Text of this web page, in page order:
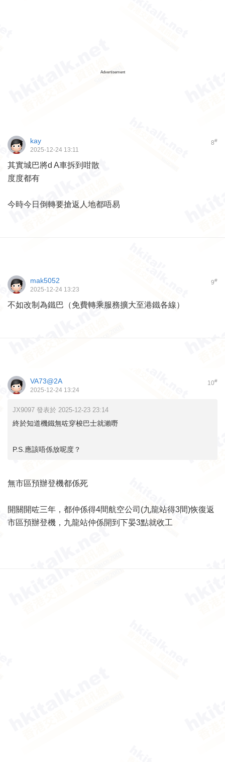
Advertisement
8#
kay
2025-12-24 13:11
其實城巴將d A車拆到咁散
度度都有
今時今日倒轉要搶返人地都唔易
9#
mak5052
2025-12-24 13:23
不如改制為鐵巴（免費轉乘服務擴大至港鐵各線）
10#
VA73@2A
2025-12-24 13:24
JX9097 發表於 2025-12-23 23:14
終於知道機鐵無咗穿梭巴士就瀨嘢
P.S.應該唔係放呢度？
無市區預辦登機都係死
開關開咗三年，都仲係得4間航空公司(九龍站得3間)恢復返
市區預辦登機，九龍站仲係開到下晏3點就收工